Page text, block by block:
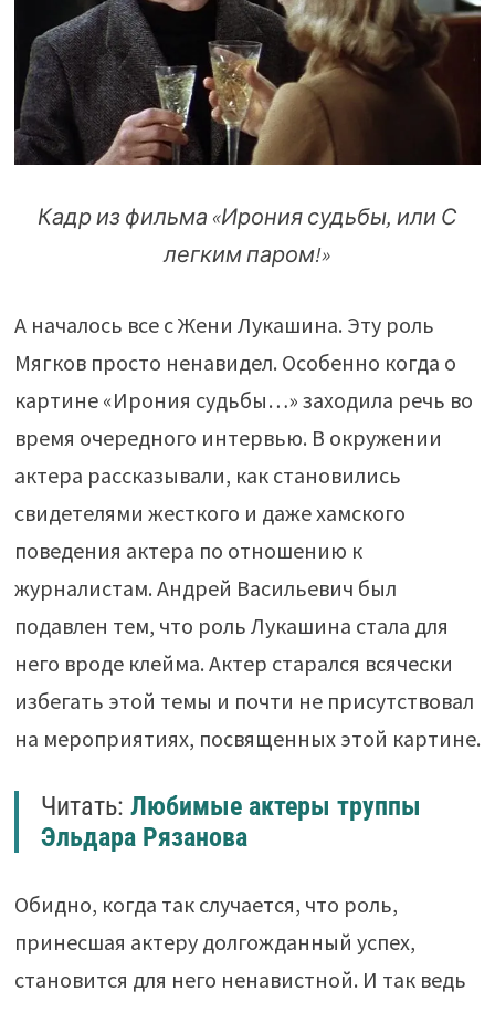
Кадр из фильма «Ирония судьбы, или С
легким паром!»
А началось все с Жени Лукашина. Эту роль
Мягков просто ненавидел. Особенно когда о
картине «Ирония судьбы…» заходила речь во
время очередного интервью. В окружении
актера рассказывали, как становились
свидетелями жесткого и даже хамского
поведения актера по отношению к
журналистам. Андрей Васильевич был
подавлен тем, что роль Лукашина стала для
него вроде клейма. Актер старался всячески
избегать этой темы и почти не присутствовал
на мероприятиях, посвященных этой картине.
Читать: Любимые актеры труппы
Эльдара Рязанова
Обидно, когда так случается, что роль,
принесшая актеру долгожданный успех,
становится для него ненавистной. И так ведь